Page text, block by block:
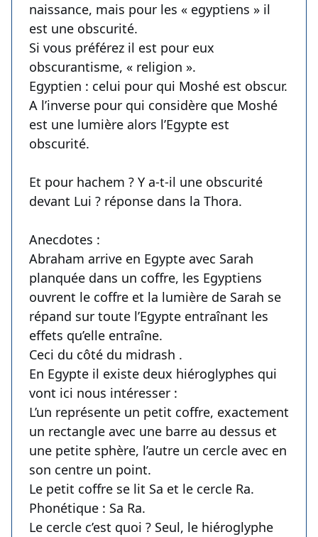
naissance, mais pour les « egyptiens » il
est une obscurité.
Si vous préférez il est pour eux
obscurantisme, « religion ».
Egyptien : celui pour qui Moshé est obscur.
A l’inverse pour qui considère que Moshé
est une lumière alors l’Egypte est
obscurité.
Et pour hachem ? Y a-t-il une obscurité
devant Lui ? réponse dans la Thora.
Anecdotes :
Abraham arrive en Egypte avec Sarah
planquée dans un coffre, les Egyptiens
ouvrent le coffre et la lumière de Sarah se
répand sur toute l’Egypte entraînant les
effets qu’elle entraîne.
Ceci du côté du midrash .
En Egypte il existe deux hiéroglyphes qui
vont ici nous intéresser :
L’un représente un petit coffre, exactement
un rectangle avec une barre au dessus et
une petite sphère, l’autre un cercle avec en
son centre un point.
Le petit coffre se lit Sa et le cercle Ra.
Phonétique : Sa Ra.
Le cercle c’est quoi ? Seul, le hiéroglyphe